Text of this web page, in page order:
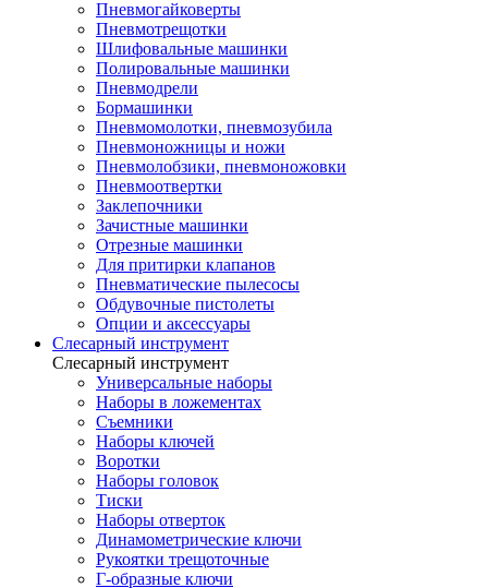
Пневмогайковерты
Пневмотрещотки
Шлифовальные машинки
Полировальные машинки
Пневмодрели
Бормашинки
Пневмомолотки, пневмозубила
Пневмоножницы и ножи
Пневмолобзики, пневмоножовки
Пневмоотвертки
Заклепочники
Зачистные машинки
Отрезные машинки
Для притирки клапанов
Пневматические пылесосы
Обдувочные пистолеты
Опции и аксессуары
Слесарный инструмент
Слесарный инструмент
Универсальные наборы
Наборы в ложементах
Съемники
Наборы ключей
Воротки
Наборы головок
Тиски
Наборы отверток
Динамометрические ключи
Рукоятки трещоточные
Г-образные ключи